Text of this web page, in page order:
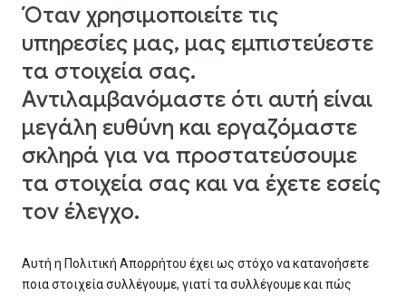
Όταν χρησιμοποιείτε τις
υπηρεσίες μας, μας εμπιστεύεστε
τα στοιχεία σας.
Αντιλαμβανόμαστε ότι αυτή είναι
μεγάλη ευθύνη και εργαζόμαστε
σκληρά για να προστατεύσουμε
τα στοιχεία σας και να έχετε εσείς
τον έλεγχο.
Αυτή η Πολιτική Απορρήτου έχει ως στόχο να κατανοήσετε
ποια στοιχεία συλλέγουμε, γιατί τα συλλέγουμε και πώς